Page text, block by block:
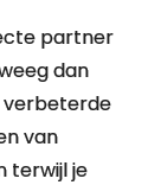
partner
dan
verbeterde
van
terwijl je